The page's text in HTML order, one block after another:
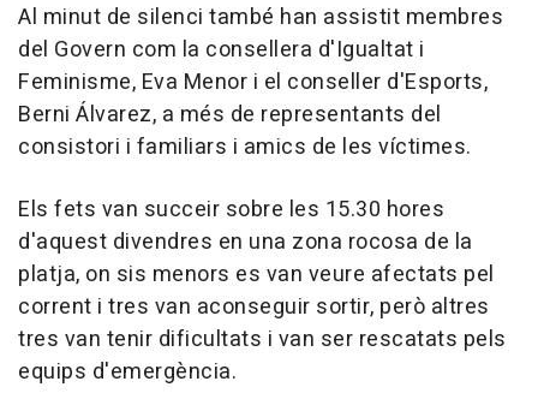
Al minut de silenci també han assistit membres
del Govern com la consellera d'Igualtat i
Feminisme, Eva Menor i el conseller d'Esports,
Berni Álvarez, a més de representants del
consistori i familiars i amics de les víctimes.
Els fets van succeir sobre les 15.30 hores
d'aquest divendres en una zona rocosa de la
platja, on sis menors es van veure afectats pel
corrent i tres van aconseguir sortir, però altres
tres van tenir dificultats i van ser rescatats pels
equips d'emergència.